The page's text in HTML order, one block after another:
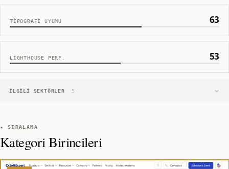
TIPOGRAFI UYUMU 63
LIGHTHOUSE PERF. 53
İLGILI SEKTÖRLER 5
★ SIRALAMA
Kategori Birincileri